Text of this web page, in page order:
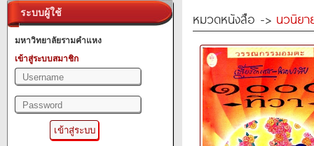
ระบบผู้ใช้
มหาวิทยาลัยรามคำแหง
เข้าสู่ระบบสมาชิก
หมวดหนังสือ -> นวนิยา